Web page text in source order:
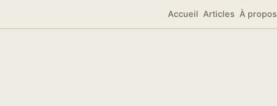
Accueil Articles À propos